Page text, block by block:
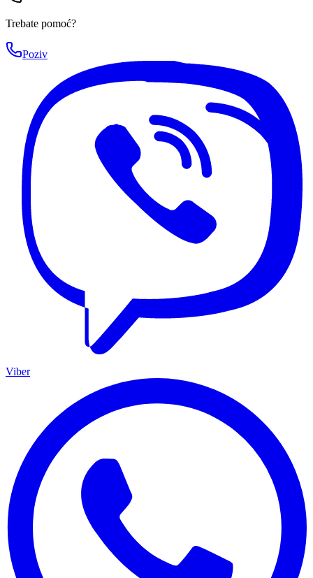
Trebate pomoć?
Poziv
Viber